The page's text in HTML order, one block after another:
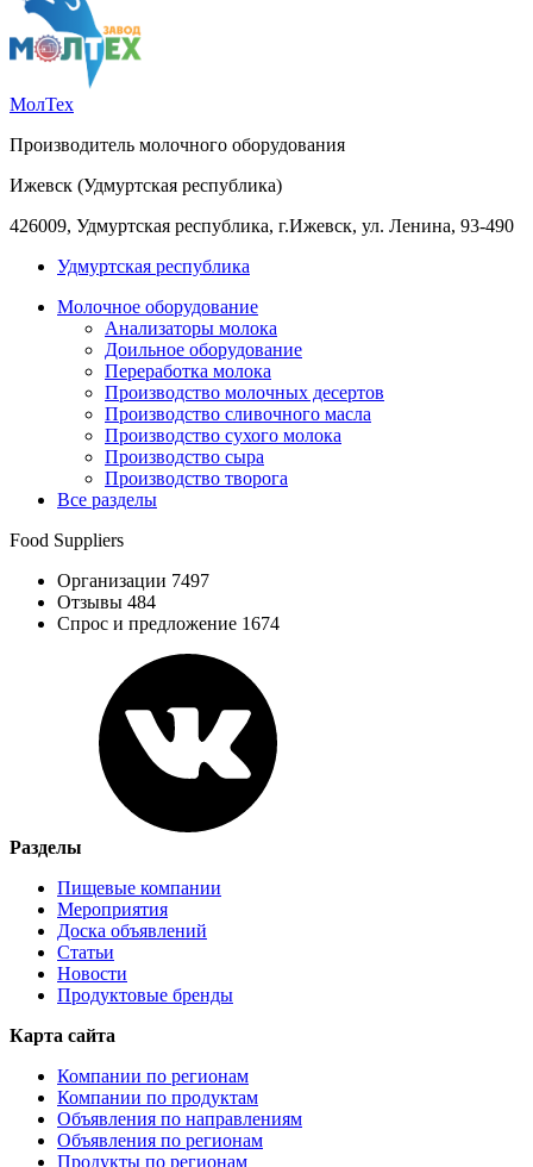
МолТех
Производитель молочного оборудования
Ижевск (Удмуртская республика)
426009, Удмуртская республика, г.Ижевск, ул. Ленина, 93-490
Удмуртская республика
Молочное оборудование
Анализаторы молока
Доильное оборудование
Переработка молока
Производство молочных десертов
Производство сливочного масла
Производство сухого молока
Производство сыра
Производство творога
Все разделы
Food Suppliers
Организации 7497
Отзывы 484
Спрос и предложение 1674
Разделы
Пищевые компании
Мероприятия
Доска объявлений
Статьи
Новости
Продуктовые бренды
Карта сайта
Компании по регионам
Компании по продуктам
Объявления по направлениям
Объявления по регионам
Продукты по регионам